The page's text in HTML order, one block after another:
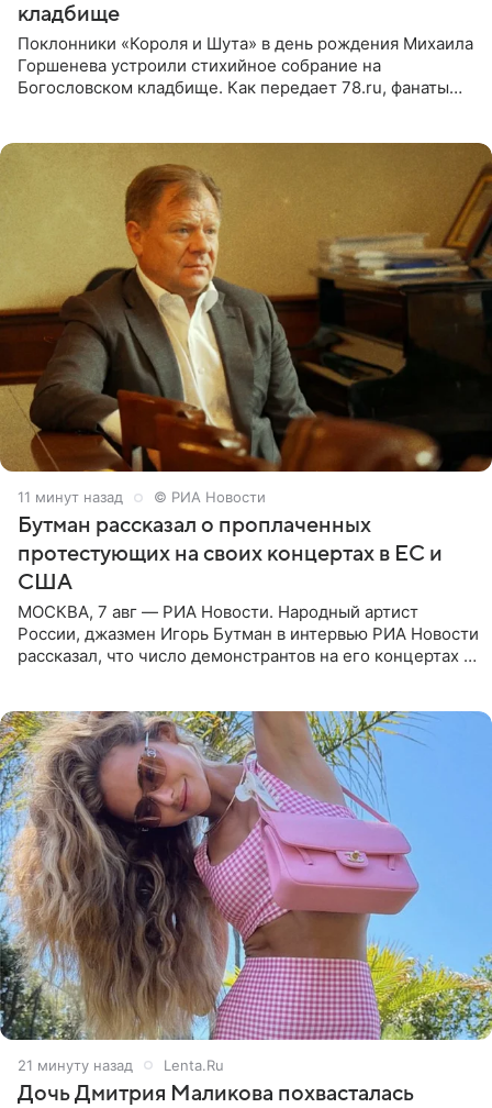
кладбище
Поклонники «Короля и Шута» в день рождения Михаила
Горшенева устроили стихийное собрание на
Богословском кладбище. Как передает 78.ru, фанаты
11 минут назад © РИА Новости
Бутман рассказал о проплаченных
протестующих на своих концертах в ЕС и
США
МОСКВА, 7 авг — РИА Новости. Народный артист
России, джазмен Игорь Бутман в интервью РИА Новости
рассказал, что число демонстрантов на его концертах в
21 минуту назад Lenta.Ru
Дочь Дмитрия Маликова похвасталась